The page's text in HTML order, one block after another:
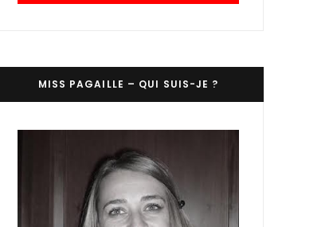
MISS PAGAILLE – QUI SUIS-JE ?